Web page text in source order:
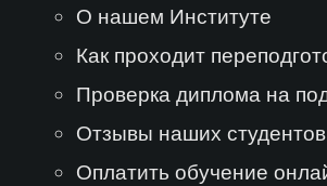
О нашем Институте
Как проходит
Проверка диплома на
Отзывы наших
Оплатить обучение